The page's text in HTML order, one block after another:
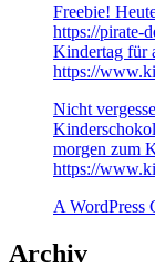
Freebie!
https://pirate-
Kindertag für
https://
Nicht
morgen zum
https://
A WordPress
Archiv